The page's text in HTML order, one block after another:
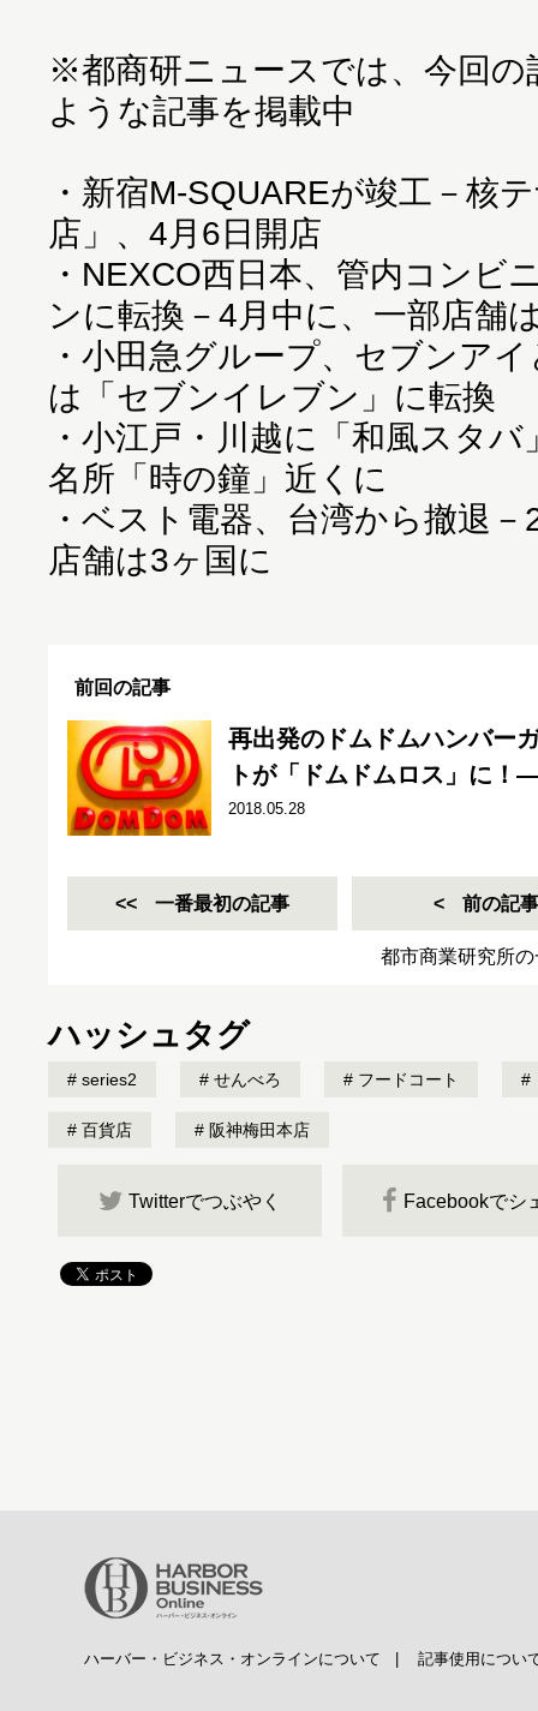
※都商研ニュースでは、今回の
ような記事を掲載中
・ 新宿M-SQUAREが竣工－核
店」、4月6日開店
・ NEXCO西日本、管内コンビ
ンに転換－4月中に、一部店舗
・ 小田急グループ、セブンア
は「セブンイレブン」に転換
・ 小江戸・川越に「和風スタバ
名所「時の鐘」近くに
・ ベスト電器、台湾から撤退
店舗は3ヶ国に
前回の記事
再出発のドムドムハンバー
トが「ドムドムロス」に
2018.05.28
一番最初の記事 前の記事
都市商業研究所
ハッシュタグ
series2 せんべろ フードコート
百貨店 阪神梅田本店
Twitterでつぶやく Facebookでシ
ハーバー・ビジネス・オンラインについて 記事使用につい